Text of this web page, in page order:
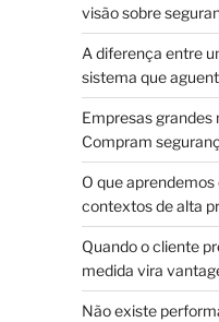
visão sobre
A diferença entre
sistema que
Empresas
Compram
O que
contextos de alta
Quando o cliente
medida vira
Não existe